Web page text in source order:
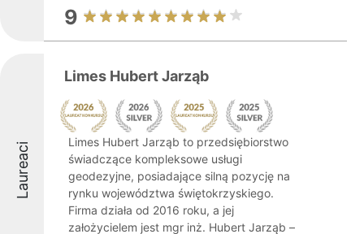
9
Laureaci
Limes Hubert Jarząb
Limes Hubert Jarząb to przedsiębiorstwo
świadczące kompleksowe usługi
geodezyjne, posiadające silną pozycję na
rynku województwa świętokrzyskiego.
Firma działa od 2016 roku, a jej
założycielem jest mgr inż. Hubert Jarząb –